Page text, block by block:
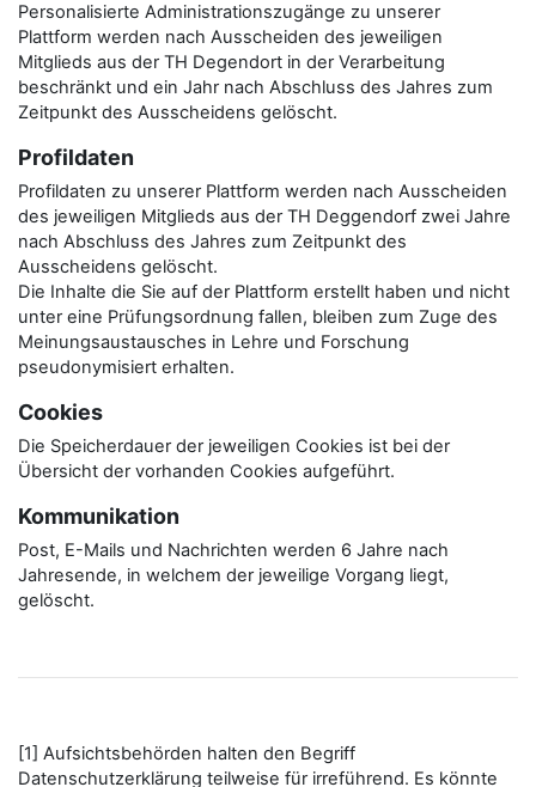
Personalisierte Administrationszugänge zu unserer
Plattform werden nach Ausscheiden des jeweiligen
Mitglieds aus der TH Degendort in der Verarbeitung
beschränkt und ein Jahr nach Abschluss des Jahres zum
Zeitpunkt des Ausscheidens gelöscht.
Profildaten
Profildaten zu unserer Plattform werden nach Ausscheiden
des jeweiligen Mitglieds aus der TH Deggendorf zwei Jahre
nach Abschluss des Jahres zum Zeitpunkt des
Ausscheidens gelöscht.
Die Inhalte die Sie auf der Plattform erstellt haben und nicht
unter eine Prüfungsordnung fallen, bleiben zum Zuge des
Meinungsaustausches in Lehre und Forschung
pseudonymisiert erhalten.
Cookies
Die Speicherdauer der jeweiligen Cookies ist bei der
Übersicht der vorhanden Cookies aufgeführt.
Kommunikation
Post, E-Mails und Nachrichten werden 6 Jahre nach
Jahresende, in welchem der jeweilige Vorgang liegt,
gelöscht.
[1] Aufsichtsbehörden halten den Begriff
Datenschutzerklärung teilweise für irreführend. Es könnte